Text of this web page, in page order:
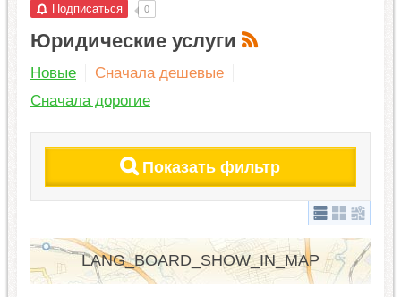
Подписаться 0
Юридические услуги
Новые
Сначала дешевые
Сначала дорогие
Показать фильтр
LANG_BOARD_SHOW_IN_MAP